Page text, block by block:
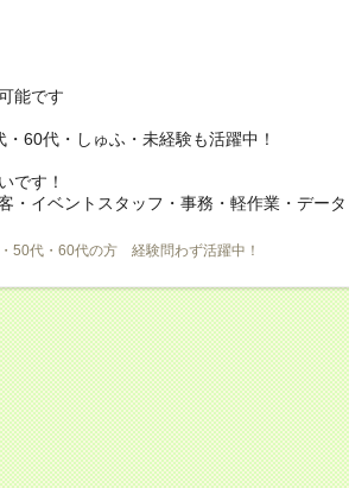
能です
60代・しゅふ・未経験も活躍中！
です！
・イベントスタッフ・事務・軽作業・データ
50代・60代の方 経験問わず活躍中！